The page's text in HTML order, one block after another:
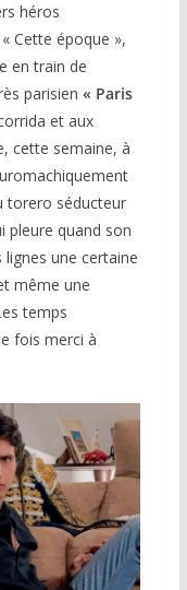
héros
Cette époque »,
en train de
parisien « Paris
et aux
cette semaine, à
torero séducteur
pleure quand son
une certaine
même une
temps
fois merci à